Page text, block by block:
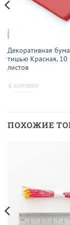
Декоративная
тишью Красная, 10
листов
В КОРЗИНУ
ПОХОЖИЕ